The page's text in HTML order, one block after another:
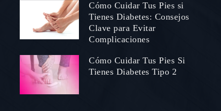
Cómo Cuidar Tus Pies si
Tienes Diabetes: Consejos
Clave para Evitar
Complicaciones
Cómo Cuidar Tus Pies Si
Tienes Diabetes Tipo 2